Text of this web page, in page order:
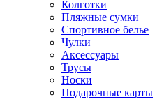
Колготки
Пляжные сумки
Спортивное белье
Чулки
Аксессуары
Трусы
Носки
Подарочные карты